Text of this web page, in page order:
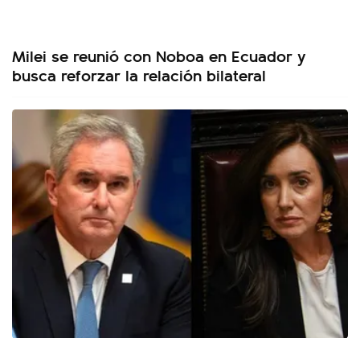
Milei se reunió con Noboa en Ecuador y
busca reforzar la relación bilateral